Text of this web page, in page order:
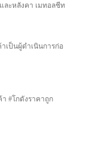
ละหลังคา เมทอลชีท
เป็นผู้ดำเนินการก่อ
า #โกดังราคาถูก